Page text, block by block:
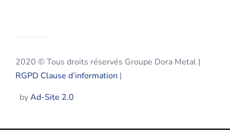
2020 © Tous droits réservés Groupe Dora Metal |
RGPD Clause d’information |
byAd-Site 2.0